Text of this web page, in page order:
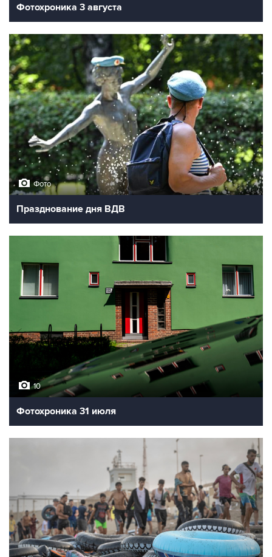
Фотохроника 3 августа
Фото
Празднование дня ВДВ
10
Фотохроника 31 июля